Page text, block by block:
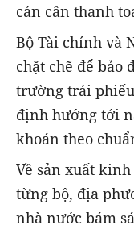
cán cân thanh
Bộ Tài chính và
chặt chẽ để bảo
trường trái
định hướng tới
khoán theo
Về sản xuất
từng bộ, địa
nhà nước bám